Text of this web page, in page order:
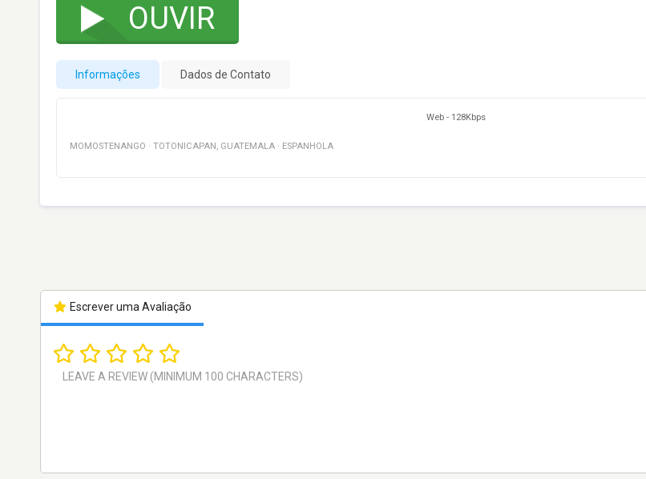
OUVIR
Informações Dados de Contato
Web - 128Kbps
​​MOMOSTENANGO · TOTONICAPAN, GUATEMALA · ESPANHOLA
Escrever uma Avaliação